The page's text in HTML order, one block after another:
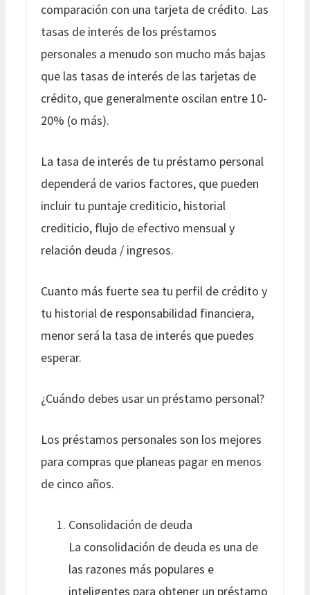
comparación con una tarjeta de crédito. Las
tasas de interés de los préstamos
personales a menudo son mucho más bajas
que las tasas de interés de las tarjetas de
crédito, que generalmente oscilan entre 10-
20% (o más).
La tasa de interés de tu préstamo personal
dependerá de varios factores, que pueden
incluir tu puntaje crediticio, historial
crediticio, flujo de efectivo mensual y
relación deuda / ingresos.
Cuanto más fuerte sea tu perfil de crédito y
tu historial de responsabilidad financiera,
menor será la tasa de interés que puedes
esperar.
¿Cuándo debes usar un préstamo personal?
Los préstamos personales son los mejores
para compras que planeas pagar en menos
de cinco años.
Consolidación de deuda
La consolidación de deuda es una de
las razones más populares e
inteligentes para obtener un préstamo